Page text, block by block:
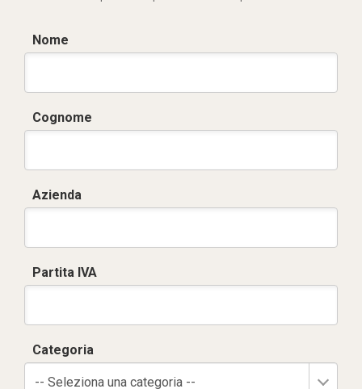
Nome
Cognome
Azienda
Partita IVA
Categoria
-- Seleziona una categoria --